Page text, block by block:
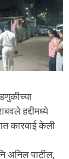
हद्दीमध्ये
कारवाई केली
अनिल पाटील,